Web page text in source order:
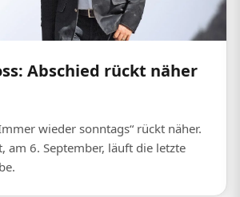
Abschied rückt näher
wieder sonntags“ rückt näher.
am 6. September, läuft die letzte